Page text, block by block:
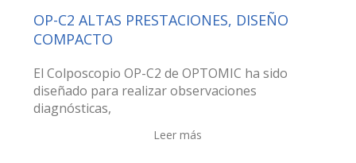
OP-C2 ALTAS PRESTACIONES, DISEÑO
COMPACTO
El Colposcopio OP-C2 de OPTOMIC ha sido
diseñado para realizar observaciones
diagnósticas,
Leer más